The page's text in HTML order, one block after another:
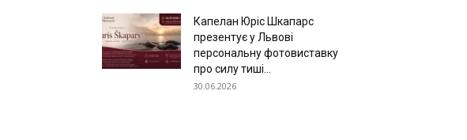
Капелан Юріс Шкапарс
презентує у Львові
персональну фотовиставку
про силу тиші...
30.06.2026